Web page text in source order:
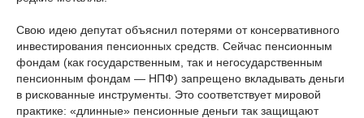
Свою идею депутат объяснил потерями от консервативного
инвестирования пенсионных средств. Сейчас пенсионным
фондам (как государственным, так и негосударственным
пенсионным фондам — НПФ) запрещено вкладывать деньги
в рискованные инструменты. Это соответствует мировой
практике: «длинные» пенсионные деньги так защищают